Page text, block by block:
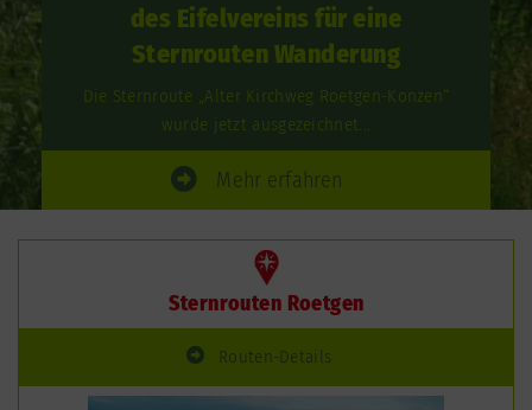
des Eifelvereins für eine
Sternrouten Wanderung
Die Sternroute „Alter Kirchweg Roetgen-Konzen“
wurde jetzt ausgezeichnet...
Mehr erfahren
Sternrouten Roetgen
Routen-Details